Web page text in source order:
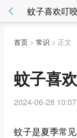
蚊子喜欢叮
首页 > 常识 > 正文
蚊子喜
2024-06-28
蚊子是夏季常